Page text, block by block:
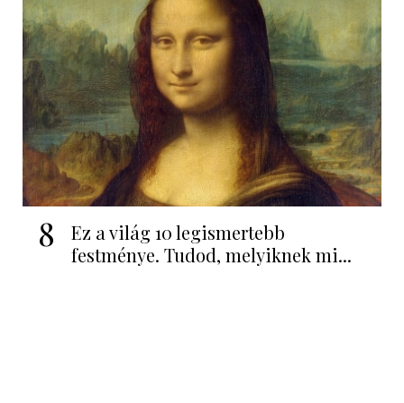
8
Ez a világ 10 legismertebb
festménye. Tudod, melyiknek mi...